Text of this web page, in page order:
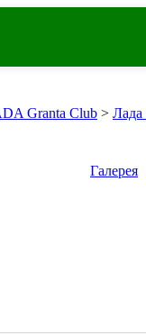
Granta Club > Лада
Галерея